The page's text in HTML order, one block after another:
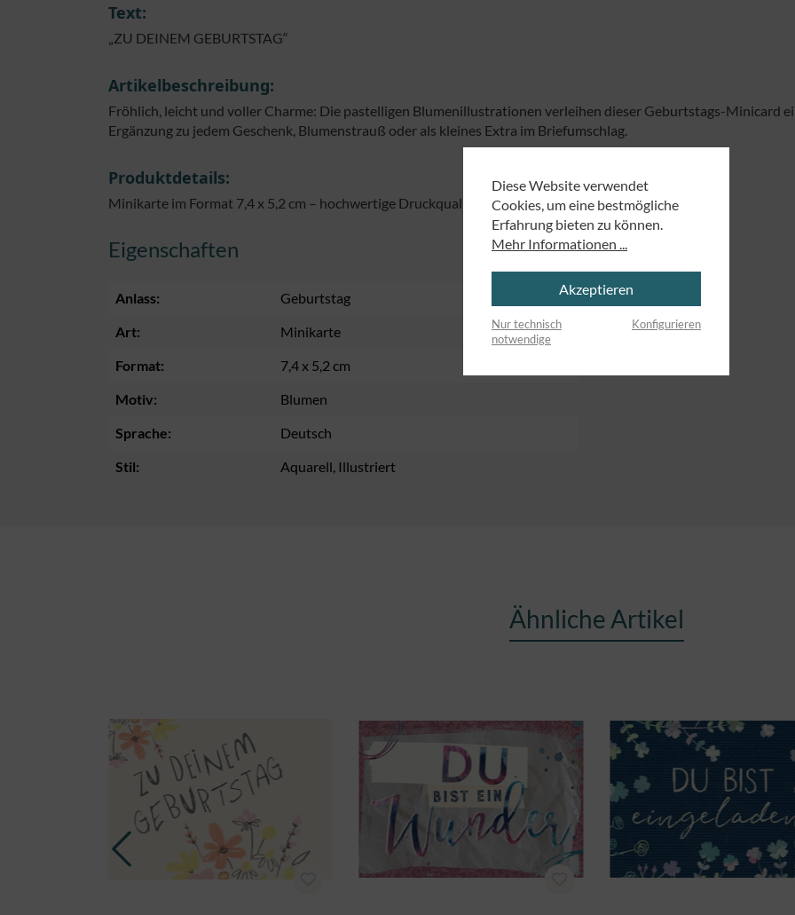
Text:
„ZU DEINEM GEBURTSTAG“
Artikelbeschreibung:
Fröhlich, leicht und voller Charme: Die pastelligen Blumenillustrationen verleihen dieser Geburtstags-Minicard
Ergänzung zu jedem Geschenk, Blumenstrauß oder als kleines Extra im Briefumschlag.
Produktdetails:
Minikarte im Format 7,4 x 5,2 cm – hochwertige Druckqualität, ideal zum Verschenken.
Eigenschaften
Anlass:
Geburtstag
Art:
Minikarte
Format:
7,4 x 5,2 cm
Motiv:
Blumen
Sprache:
Deutsch
Stil:
Aquarell , Illustriert
Ähnliche Artikel
Diese Website verwendet
Cookies, um eine bestmögliche
Erfahrung bieten zu können.
Mehr Informationen ...
Akzeptieren
Nur technisch
notwendige
Konfigurieren